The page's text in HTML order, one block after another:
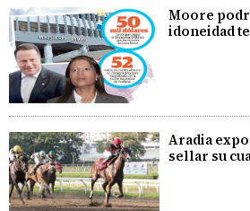
Moore
idoneidad
Aradia
sellar su